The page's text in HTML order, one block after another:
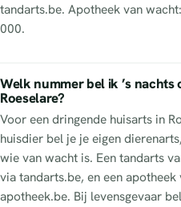
tandarts.be. Apotheek van
000.
Welk nummer bel ik ’s nachts
Roeselare?
Voor een dringende huisarts in
huisdier bel je je eigen
wie van wacht is. Een tandarts
via tandarts.be, en een
apotheek.be. Bij levensgevaar